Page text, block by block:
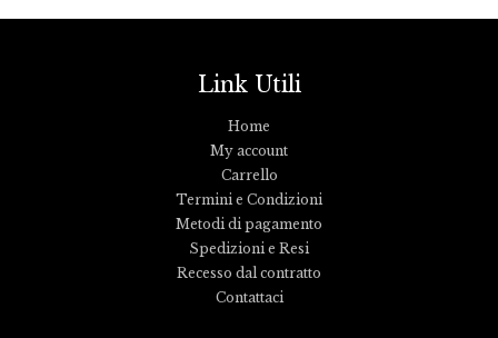
Link Utili
Home
My account
Carrello
Termini e Condizioni
Metodi di pagamento
Spedizioni e Resi
Recesso dal contratto
Contattaci